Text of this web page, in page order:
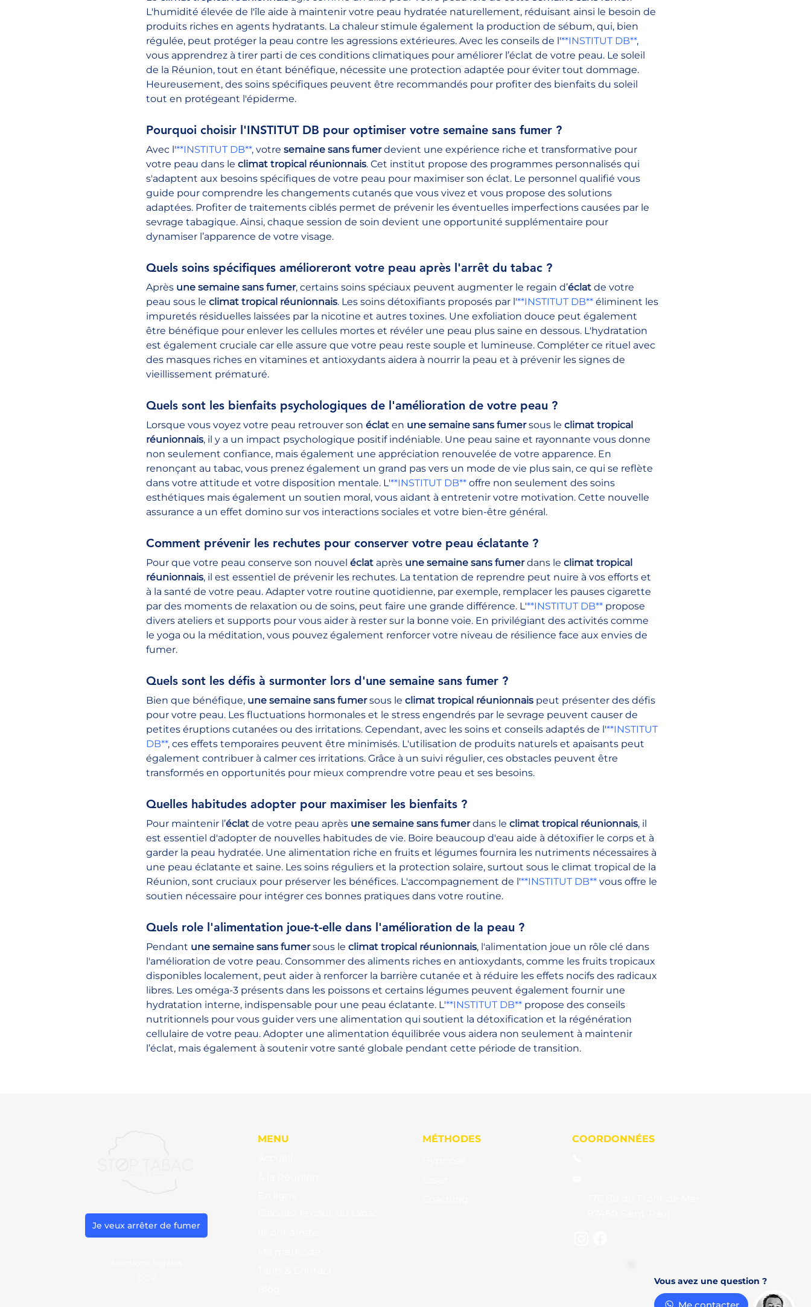
L'humidité élevée de l'île aide à maintenir votre peau hydratée naturellement, réduisant ainsi le besoin de
produits riches en agents hydratants. La chaleur stimule également la production de sébum, qui, bien
régulée, peut protéger la peau contre les agressions extérieures. Avec les conseils de l'**INSTITUT DB**,
vous apprendrez à tirer parti de ces conditions climatiques pour améliorer l’éclat de votre peau. Le soleil
de la Réunion, tout en étant bénéfique, nécessite une protection adaptée pour éviter tout dommage.
Heureusement, des soins spécifiques peuvent être recommandés pour profiter des bienfaits du soleil
tout en protégeant l'épiderme.
Pourquoi choisir l'INSTITUT DB pour optimiser votre semaine sans fumer ?
Avec l'**INSTITUT DB**, votre semaine sans fumer devient une expérience riche et transformative pour
votre peau dans le climat tropical réunionnais. Cet institut propose des programmes personnalisés qui
s'adaptent aux besoins spécifiques de votre peau pour maximiser son éclat. Le personnel qualifié vous
guide pour comprendre les changements cutanés que vous vivez et vous propose des solutions
adaptées. Profiter de traitements ciblés permet de prévenir les éventuelles imperfections causées par le
sevrage tabagique. Ainsi, chaque session de soin devient une opportunité supplémentaire pour
dynamiser l’apparence de votre visage.
Quels soins spécifiques amélioreront votre peau après l'arrêt du tabac ?
Après une semaine sans fumer, certains soins spéciaux peuvent augmenter le regain d’éclat de votre
peau sous le climat tropical réunionnais. Les soins détoxifiants proposés par l'**INSTITUT DB** éliminent les
impuretés résiduelles laissées par la nicotine et autres toxines. Une exfoliation douce peut également
être bénéfique pour enlever les cellules mortes et révéler une peau plus saine en dessous. L'hydratation
est également cruciale car elle assure que votre peau reste souple et lumineuse. Compléter ce rituel avec
des masques riches en vitamines et antioxydants aidera à nourrir la peau et à prévenir les signes de
vieillissement prématuré.
Quels sont les bienfaits psychologiques de l'amélioration de votre peau ?
Lorsque vous voyez votre peau retrouver son éclat en une semaine sans fumer sous le climat tropical
réunionnais, il y a un impact psychologique positif indéniable. Une peau saine et rayonnante vous donne
non seulement confiance, mais également une appréciation renouvelée de votre apparence. En
renonçant au tabac, vous prenez également un grand pas vers un mode de vie plus sain, ce qui se reflète
dans votre attitude et votre disposition mentale. L'**INSTITUT DB** offre non seulement des soins
esthétiques mais également un soutien moral, vous aidant à entretenir votre motivation. Cette nouvelle
assurance a un effet domino sur vos interactions sociales et votre bien-être général.
Comment prévenir les rechutes pour conserver votre peau éclatante ?
Pour que votre peau conserve son nouvel éclat après une semaine sans fumer dans le climat tropical
réunionnais, il est essentiel de prévenir les rechutes. La tentation de reprendre peut nuire à vos efforts et
à la santé de votre peau. Adapter votre routine quotidienne, par exemple, remplacer les pauses cigarette
par des moments de relaxation ou de soins, peut faire une grande différence. L'**INSTITUT DB** propose
divers ateliers et supports pour vous aider à rester sur la bonne voie. En privilégiant des activités comme
le yoga ou la méditation, vous pouvez également renforcer votre niveau de résilience face aux envies de
fumer.
Quels sont les défis à surmonter lors d'une semaine sans fumer ?
Bien que bénéfique, une semaine sans fumer sous le climat tropical réunionnais peut présenter des défis
pour votre peau. Les fluctuations hormonales et le stress engendrés par le sevrage peuvent causer de
petites éruptions cutanées ou des irritations. Cependant, avec les soins et conseils adaptés de l'**INSTITUT
DB**, ces effets temporaires peuvent être minimisés. L'utilisation de produits naturels et apaisants peut
également contribuer à calmer ces irritations. Grâce à un suivi régulier, ces obstacles peuvent être
transformés en opportunités pour mieux comprendre votre peau et ses besoins.
Quelles habitudes adopter pour maximiser les bienfaits ?
Pour maintenir l’éclat de votre peau après une semaine sans fumer dans le climat tropical réunionnais, il
est essentiel d'adopter de nouvelles habitudes de vie. Boire beaucoup d'eau aide à détoxifier le corps et à
garder la peau hydratée. Une alimentation riche en fruits et légumes fournira les nutriments nécessaires à
une peau éclatante et saine. Les soins réguliers et la protection solaire, surtout sous le climat tropical de la
Réunion, sont cruciaux pour préserver les bénéfices. L'accompagnement de l'**INSTITUT DB** vous offre le
soutien nécessaire pour intégrer ces bonnes pratiques dans votre routine.
Quels role l'alimentation joue-t-elle dans l'amélioration de la peau ?
Pendant une semaine sans fumer sous le climat tropical réunionnais, l'alimentation joue un rôle clé dans
l'amélioration de votre peau. Consommer des aliments riches en antioxydants, comme les fruits tropicaux
disponibles localement, peut aider à renforcer la barrière cutanée et à réduire les effets nocifs des radicaux
libres. Les oméga-3 présents dans les poissons et certains légumes peuvent également fournir une
hydratation interne, indispensable pour une peau éclatante. L'**INSTITUT DB** propose des conseils
nutritionnels pour vous guider vers une alimentation qui soutient la détoxification et la régénération
cellulaire de votre peau. Adopter une alimentation équilibrée vous aidera non seulement à maintenir
l’éclat, mais également à soutenir votre santé globale pendant cette période de transition.
Vous avez une question ?
Me contacter
Je veux arrêter de fumer
MENU
MÉTHODES
COORDONNÉES